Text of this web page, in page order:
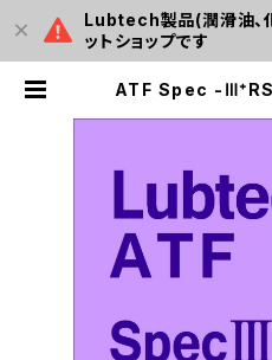
Lubtech製品(潤滑油、
ットショップです
ATF Spec -